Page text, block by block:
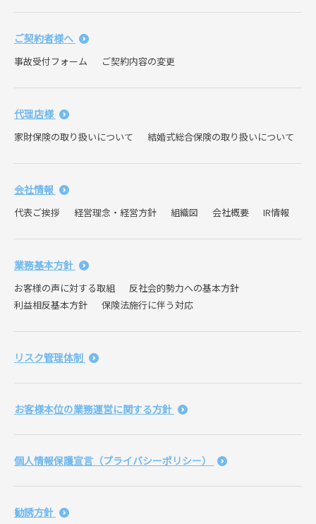
ご契約者様へ
事故受付フォーム ご契約内容の変更
代理店様
家財保険の取り扱いについて 結婚式総合保険の取り扱いについて
会社情報
代表ご挨拶 経営理念・経営方針 組織図 会社概要 IR情報
業務基本方針
お客様の声に対する取組
反社会的勢力への基本方針
利益相反基本方針
保険法施行に伴う対応
リスク管理体制
お客様本位の業務運営に関する方針
個人情報保護宣言（プライバシーポリシー）
勧誘方針